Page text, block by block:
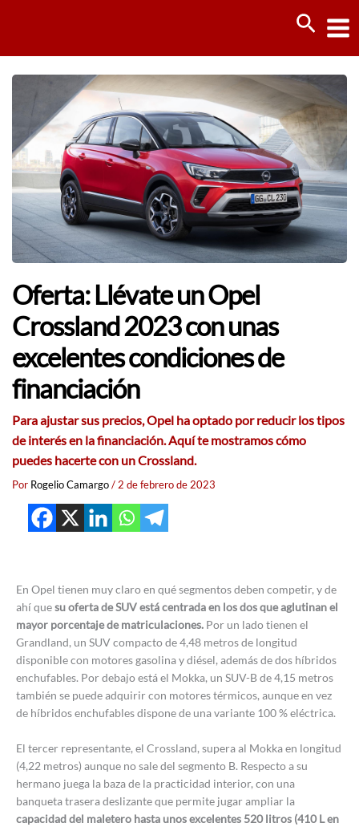
Oferta: Llévate un Opel
Crossland 2023 con unas
excelentes condiciones de
financiación
Para ajustar sus precios, Opel ha optado por reducir los tipos
de interés en la financiación. Aquí te mostramos cómo
puedes hacerte con un Crossland.
Por Rogelio Camargo/ 2 de febrero de 2023
En Opel tienen muy claro en qué segmentos deben competir, y de
ahí quesu oferta de SUV está centrada en los dos que aglutinan el
mayor porcentaje de matriculaciones. Por un lado tienen el
Grandland, un SUV compacto de 4,48 metros de longitud
disponible con motores gasolina y diésel, además de dos híbridos
enchufables. Por debajo está el Mokka, un SUV-B de 4,15 metros
también se puede adquirir con motores térmicos, aunque en vez
de híbridos enchufables dispone de una variante 100 % eléctrica.
El tercer representante, el Crossland, supera al Mokka en longitud
(4,22 metros) aunque no sale del segmento B. Respecto a su
hermano juega la baza de la practicidad interior, con una
banqueta trasera deslizante que permite jugar ampliar la
capacidad del maletero hasta unos excelentes 520 litros (410 L en